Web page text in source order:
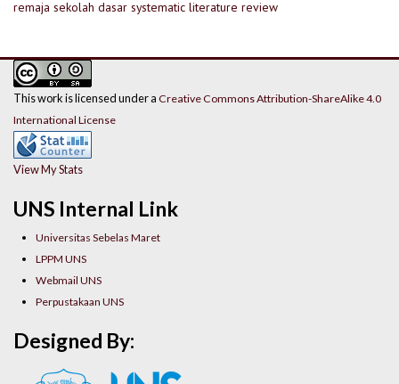
remaja sekolah dasar systematic literature review
UNS Internal Link
Universitas Sebelas Maret
LPPM UNS
Webmail UNS
Perpustakaan UNS
This work is licensed under a Creative Commons Attribution-ShareAlike 4.0
International License
View My Stats
Designed By: